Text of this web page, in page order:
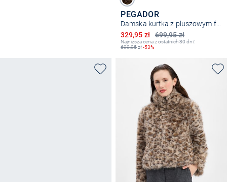
PEGADOR
Damska kurtka z pluszowym futerkiem - Laja
699,95 zł
Obniżona cena
329,95 zł
Najniższa cena z ostatnich 30 dni:
699,95zł-53%